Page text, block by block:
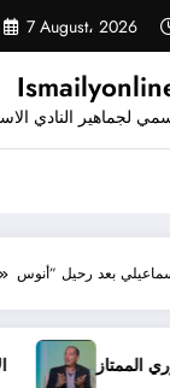
7 August، 2026
لجماهير النادي
الممتاز